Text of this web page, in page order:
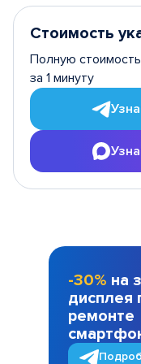
Стоимость
Полную
за 1 минуту
-30% на
дисплея
ремонте